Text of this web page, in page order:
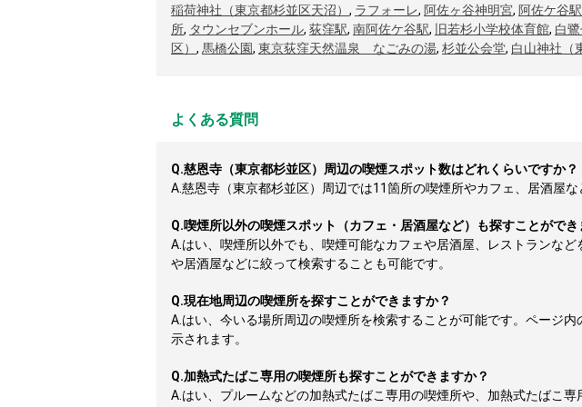
稲荷神社（東京都杉並区天沼） , ラフォーレ, 阿佐ヶ谷神明宮, 阿佐ケ谷駅
所, タウンセブンホール, 荻窪駅, 南阿佐ケ谷駅, 旧若杉小学校体育館, 白
区） , 馬橋公園, 東京荻窪天然温泉 なごみの湯, 杉並公会堂, 白山神社（
よくある質問
Q.慈恩寺（東京都杉並区）周辺の喫煙スポット数はどれくらいですか？
A.慈恩寺（東京都杉並区）周辺では11箇所の喫煙所やカフェ、居酒屋
Q.喫煙所以外の喫煙スポット（カフェ・居酒屋など）も探すことができ
A. はい、喫煙所以外でも、喫煙可能なカフェや居酒屋、レストランな
や居酒屋などに絞って検索することも可能です。
Q.現在地周辺の喫煙所を探すことができますか？
A. はい、今いる場所周辺の喫煙所を検索することが可能です。ページ
示されます。
Q.加熱式たばこ専用の喫煙所も探すことができますか？
A. はい、プルームなどの加熱式たばこ専用の喫煙所や、加熱式たばこ